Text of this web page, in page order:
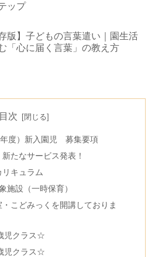
ップ
存版】子どもの言葉遣い｜園生活
「心に届く言葉」の教え方
目次
年度）新入園児 募集要項
たなサービス発表！
キュラム
施設（一時保育）
こどみっくを開講しておりま
児クラス☆
児クラス☆